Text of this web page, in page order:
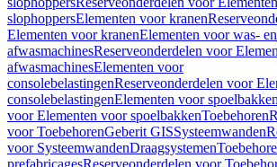
slophoppersElementen voor kranen
Elementen voor kranenElementen voor was- en
afwasmachinesReserveonderdelen voor
afwasmachinesElementen voor
consolebelastingenReserveonderdelen voor
consolebelastingenElementen voor spoelbakken
voor Elementen voor spoelbakkenToebehoren
voor ToebehorenGeberit GISSysteemwanden
voor SysteemwandenDraagsystemen
prefabricagesReserveonderdelen voor